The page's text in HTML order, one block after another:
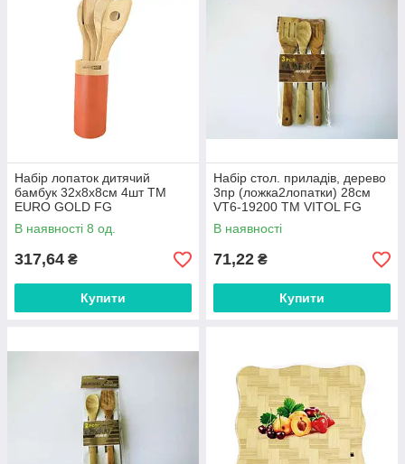
Набір лопаток дитячий
бамбук 32х8х8см 4шт ТМ
EURO GOLD FG
В наявності 8 од.
317,64 ₴
Купити
Набір стол. приладів, дерево
3пр (ложка2лопатки) 28см
VT6-19200 ТМ VITOL FG
В наявності
71,22 ₴
Купити